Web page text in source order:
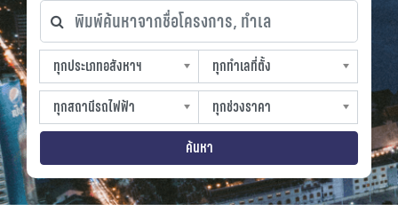
พิมพ์ค้นหาจากชื่อโครงการ, ทำเล
ทุกประเภทอสังหาฯ
ทุกประเภทอสังหาฯ
sproperty
ทุกทำเลที่ตั้ง
ทุกทำเลที่ตั้ง
slocation
ทุกสถานีรถไฟฟ้า
ทุกสถานีรถไฟฟ้า
strain-station
ทุกช่วงราคา
ทุกช่วงราคา
sprice
ค้นหา